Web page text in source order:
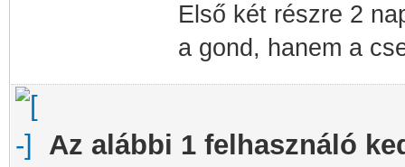
Első két részre 2
a gond, hanem a
Az alábbi 1 felhasználó